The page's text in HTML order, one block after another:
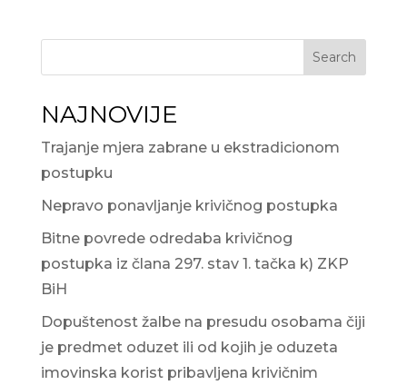
Search
NAJNOVIJE
Trajanje mjera zabrane u ekstradicionom
postupku
Nepravo ponavljanje krivičnog postupka
Bitne povrede odredaba krivičnog
postupka iz člana 297. stav 1. tačka k) ZKP
BiH
Dopuštenost žalbe na presudu osobama čiji
je predmet oduzet ili od kojih je oduzeta
imovinska korist pribavljena krivičnim